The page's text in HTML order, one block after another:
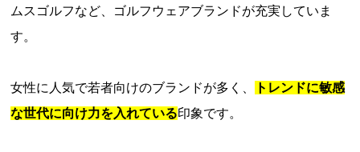
ムスゴルフなど、ゴルフウェアブランドが充実していま
す。
女性に人気で若者向けのブランドが多く、
トレンドに敏感
な世代に向け力を入れている印象です。